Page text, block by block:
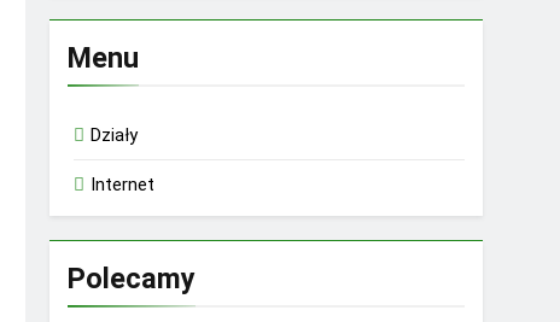
Menu
Działy
Internet
Polecamy